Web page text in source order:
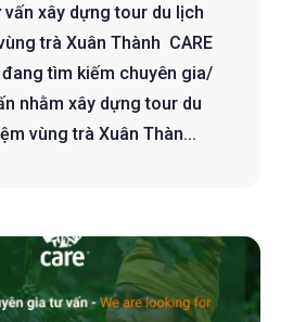
xây dựng tour du lịch
trà Xuân Thành CARE
tìm kiếm chuyên gia/
nhằm xây dựng tour du
vùng trà Xuân Thàn...